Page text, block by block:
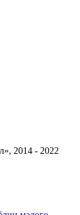
2014 - 2022